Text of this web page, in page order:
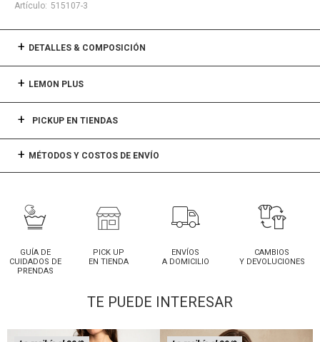
515107-3
DETALLES & COMPOSICIÓN
LEMON PLUS
PICKUP EN TIENDAS
MÉTODOS Y COSTOS DE ENVÍO
GUÍA DE
CUIDADOS DE
PRENDAS
PICK UP
EN TIENDA
ENVÍOS
A DOMICILIO
CAMBIOS
Y DEVOLUCIONES
TE PUEDE INTERESAR